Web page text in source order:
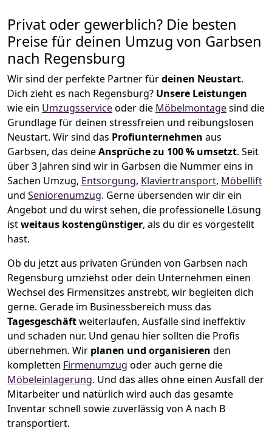
Privat oder gewerblich? Die besten
Preise für deinen Umzug von Garbsen
nach Regensburg
Wir sind der perfekte Partner fürdeinen Neustart.
Dich zieht es nach Regensburg? Unsere Leistungen
wie ein Umzugsserviceoder die Möbelmontagesind die
Grundlage für deinen stressfreien und reibungslosen
Neustart. Wir sind das Profiunternehmen aus
Garbsen, das deineAnsprüche zu 100 % umsetzt. Seit
über 3 Jahren sind wir in Garbsen die Nummer eins in
Sachen Umzug, Entsorgung, Klaviertransport, Möbellift
und Seniorenumzug. Gerne übersenden wir dir ein
Angebot und du wirst sehen, die professionelle Lösung
istweitaus kostengünstiger, als du dir es vorgestellt
hast.
Ob du jetzt aus privaten Gründen von Garbsen nach
Regensburg umziehst oder dein Unternehmen einen
Wechsel des Firmensitzes anstrebt, wir begleiten dich
gerne. Gerade im Businessbereich muss das
Tagesgeschäftweiterlaufen, Ausfälle sind ineffektiv
und schaden nur. Und genau hier sollten die Profis
übernehmen. Wir planen und organisieren den
kompletten Firmenumzug oder auch gerne die
Möbeleinlagerung. Und das alles ohne einen Ausfall der
Mitarbeiter und natürlich wird auch das gesamte
Inventar schnell sowie zuverlässig von A nach B
transportiert.